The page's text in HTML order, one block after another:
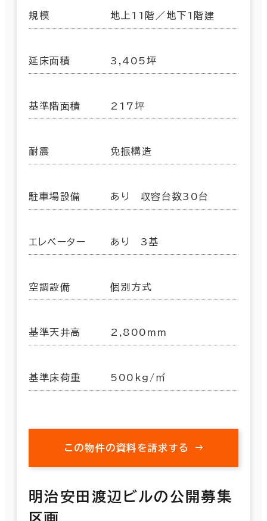
規模 地上11階／地下1階建
延床面積 3,405坪
基準階面積 217坪
耐震 免振構造
駐車場設備 あり 収容台数30台
エレベーター あり 3基
空調設備 個別方式
基準天井高 2,800mm
基準床荷重 500kg/㎡
この物件の資料を請求する
明治安田渡辺ビルの公開募集
区画